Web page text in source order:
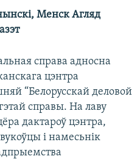
Менск Агляд
справа адносна
цэнтра
“Белорусскай деловой
справы. На лаву
дактароў цэнтра,
і намесьнік